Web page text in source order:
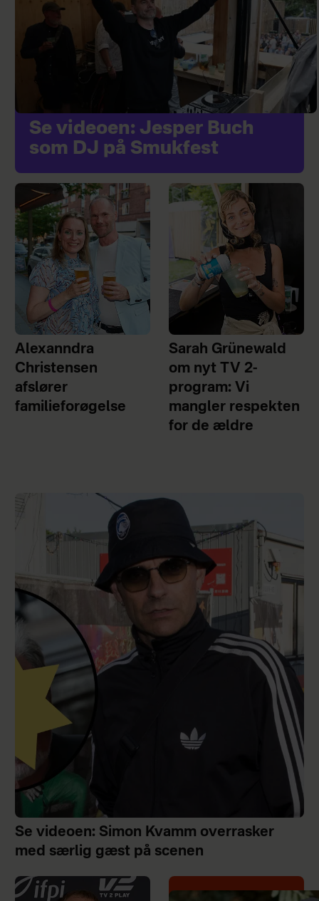
Se videoen: Jesper Buch
som DJ på Smukfest
Alexanndra
Christensen
afslører
familieforøgelse
Sarah Grünewald
om nyt TV 2-
program: Vi
mangler respekten
for de ældre
Se videoen: Simon Kvamm overrasker
med særlig gæst på scenen